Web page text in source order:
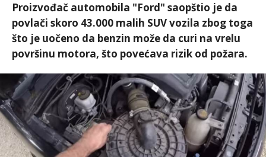
Proizvođač automobila "Ford" saopštio je da
povlači skoro 43.000 malih SUV vozila zbog toga
što je uočeno da benzin može da curi na vrelu
površinu motora, što povećava rizik od požara.